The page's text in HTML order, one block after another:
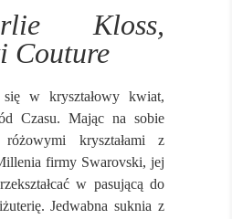
Kloss,
Couture
się w kryształowy kwiat,
Czasu. Mając na sobie
kryształami z
firmy Swarovski, jej
w pasującą do
Jedwabna suknia z